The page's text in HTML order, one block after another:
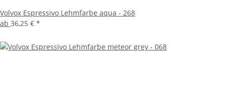
Volvox Espressivo Lehmfarbe aqua - 268
ab 36,25 € *